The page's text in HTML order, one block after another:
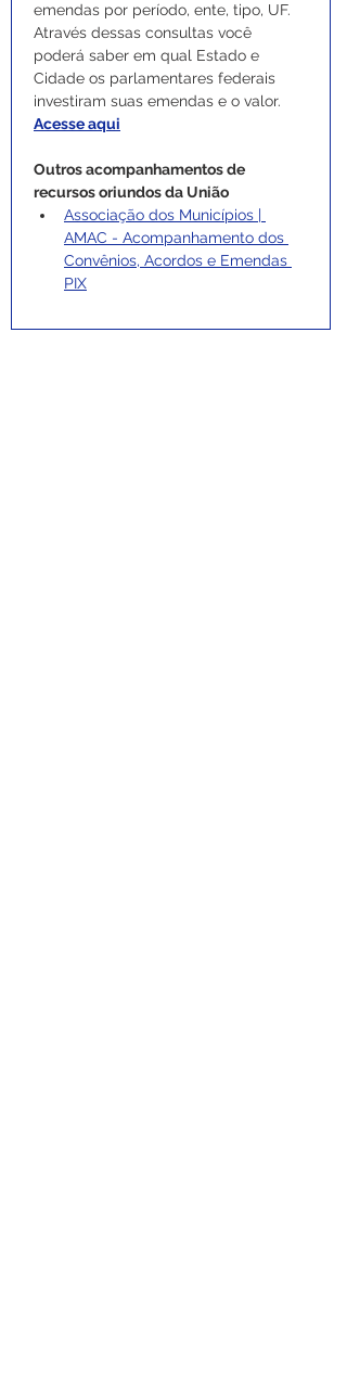
emendas por período, ente, tipo, UF.
Através dessas consultas você
poderá saber em qual Estado e
Cidade os parlamentares federais
investiram suas emendas e o valor.
Acesse aqui
Outros acompanhamentos de
recursos oriundos da União
Associação dos Municípios |
AMAC - Acompanhamento dos
Convênios, Acordos e Emendas
PIX